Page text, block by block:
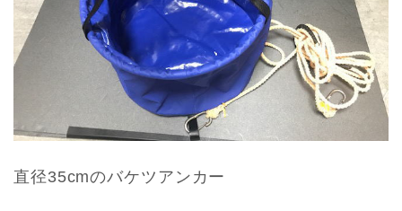
直径35cmのバケツアンカー